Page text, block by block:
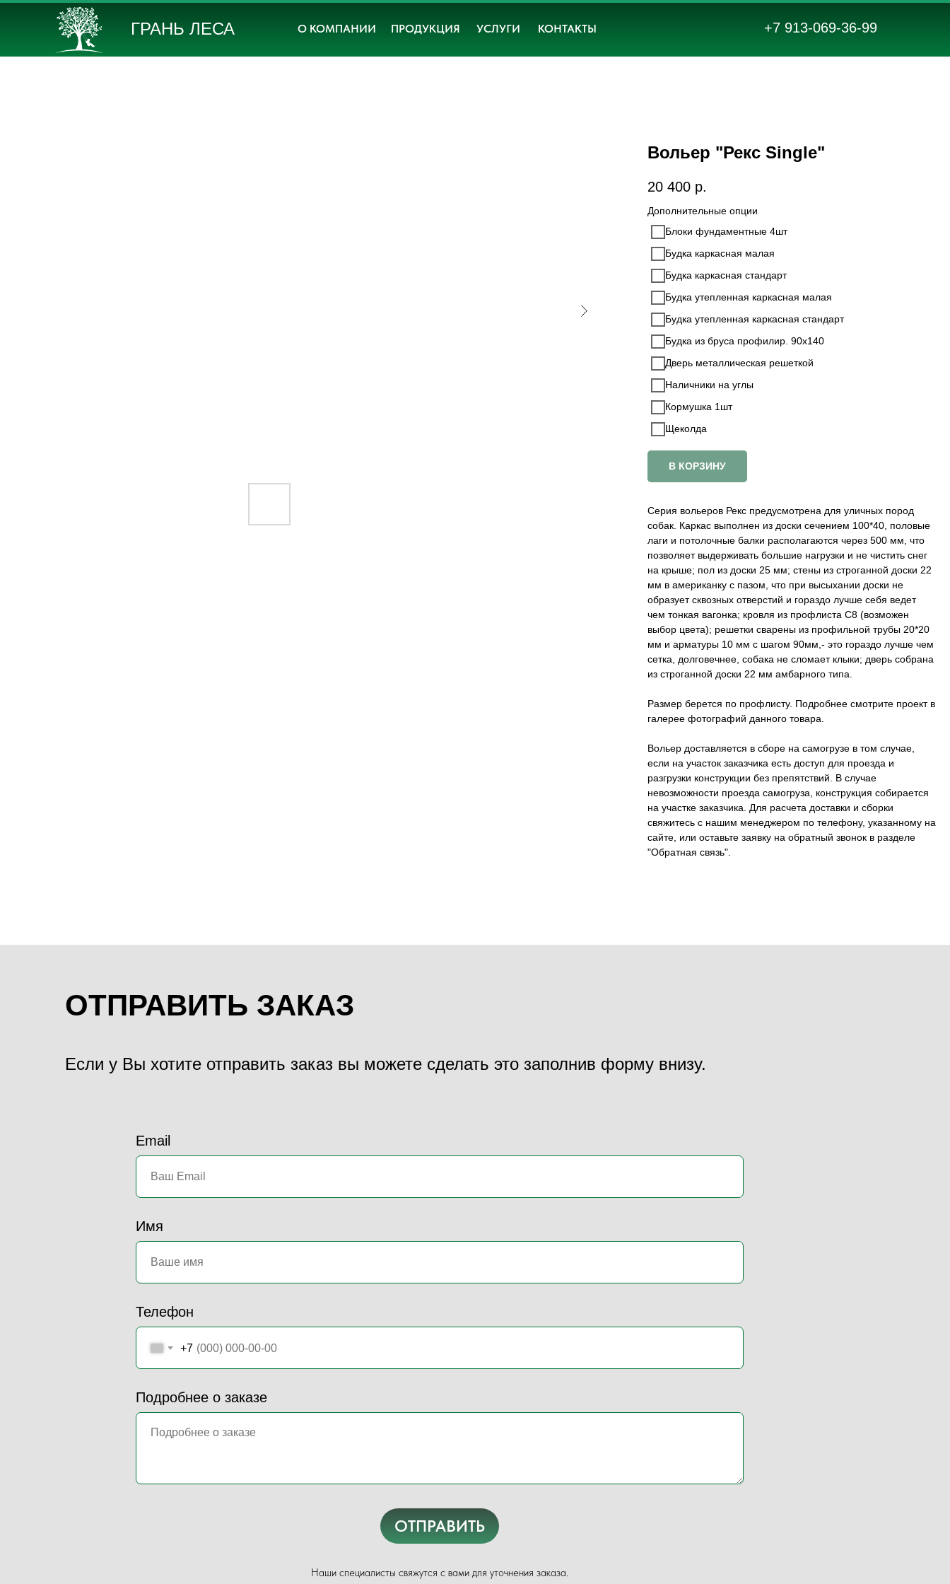
ГРАНЬ ЛЕСА +7 913-069-36-99
КОНТАКТЫ
УСЛУГИ
ПРОДУКЦИЯ
О КОМПАНИИ
Вольер "Рекс Single"
20 400 р.
Дополнительные опции
Блоки фундаментные 4шт
Будка каркасная малая
Будка каркасная стандарт
Будка утепленная каркасная малая
Будка утепленная каркасная стандарт
Будка из бруса профилир. 90х140
Дверь металлическая решеткой
Наличники на углы
Кормушка 1шт
Щеколда
В КОРЗИНУ
Серия вольеров Рекс предусмотрена для уличных пород
собак. Каркас выполнен из доски сечением 100*40, половые
лаги и потолочные балки располагаются через 500 мм, что
позволяет выдерживать большие нагрузки и не чистить снег
на крыше; пол из доски 25 мм; стены из строганной доски 22
мм в американку с пазом, что при высыхании доски не
образует сквозных отверстий и гораздо лучше себя ведет
чем тонкая вагонка; кровля из профлиста С8 (возможен
выбор цвета); решетки сварены из профильной трубы 20*20
мм и арматуры 10 мм с шагом 90мм,- это гораздо лучше чем
сетка, долговечнее, собака не сломает клыки; дверь собрана
из строганной доски 22 мм амбарного типа.
Размер берется по профлисту. Подробнее смотрите проект в
галерее фотографий данного товара.
Вольер доставляется в сборе на самогрузе в том случае,
если на участок заказчика есть доступ для проезда и
разгрузки конструкции без препятствий. В случае
невозможности проезда самогруза, конструкция собирается
на участке заказчика. Для расчета доставки и сборки
свяжитесь с нашим менеджером по телефону, указанному на
сайте, или оставьте заявку на обратный звонок в разделе
"Обратная связь".
ОТПРАВИТЬ ЗАКАЗ
Если у Вы хотите отправить заказ вы можете сделать это заполнив форму внизу.
Email
Имя
Телефон
+7
Подробнее о заказе
ОТПРАВИТЬ
Наши специалисты свяжутся с вами для уточнения заказа.